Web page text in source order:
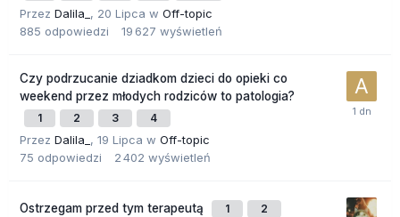
Przez Dalila_ , 20 Lipca w Off-topic
885 odpowiedzi 19 627 wyświetleń
Czy podrzucanie dziadkom dzieci do opieki co
weekend przez młodych rodziców to patologia?
1 2 3 4
Przez Dalila_ , 19 Lipca w Off-topic
75 odpowiedzi 2 402 wyświetleń
Ostrzegam przed tym terapeutą 1 2